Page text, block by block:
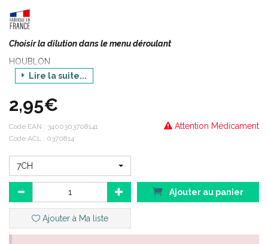
Choisir la dilution dans le menu déroulant
HOUBLON
Origine végétale
Composition en substances actives:
HUMULUS LUPULUS SICCUM POUR PRÉPARATIONS HOMÉOPATHIQUES
Indications thérapeutiques:
homéopathique habituellement utilisé en urologie, dans les
troubles du comportement et en dermatologie.
En urologie : en cas de spermatorrhée sanglante après
onanisme.
Dans les troubles du comportement : dans les troubles nerveux
après excès sexuel, dans les troubles du sommeil notamment
Lire la suite...
2,95€
Attention Médicament
Code EAN : 3400303708141
Code ACL : 0370814
7CH
Ajouter au panier
Ajouter à Ma liste